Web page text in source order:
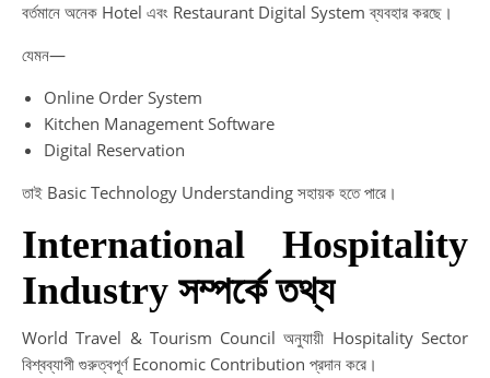
বর্তমানে অনেক Hotel এবং Restaurant Digital System ব্যবহার করছে।
যেমন—
Online Order System
Kitchen Management Software
Digital Reservation
তাই Basic Technology Understanding সহায়ক হতে পারে।
International Hospitality
Industry সম্পর্কে তথ্য
World Travel & Tourism Council অনুযায়ী Hospitality Sector
বিশ্বব্যাপী গুরুত্বপূর্ণ Economic Contribution প্রদান করে।